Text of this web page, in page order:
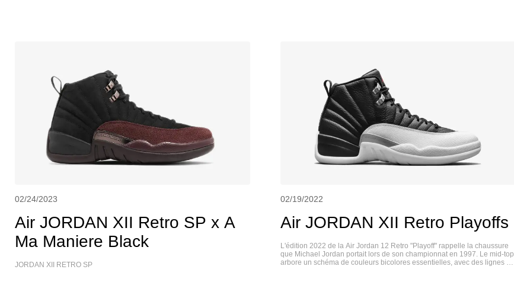
02/24/2023
Air JORDAN XII Retro SP x A
Ma Maniere Black
JORDAN XII RETRO SP
02/19/2022
Air JORDAN XII Retro Playoffs
L'édition 2022 de la Air Jordan 12 Retro "Playoff" rappelle la chaussure
que Michael Jordan portait lors de son championnat en 1997. Le mid-top
arbore un schéma de couleurs bicolores essentielles, avec des lignes de